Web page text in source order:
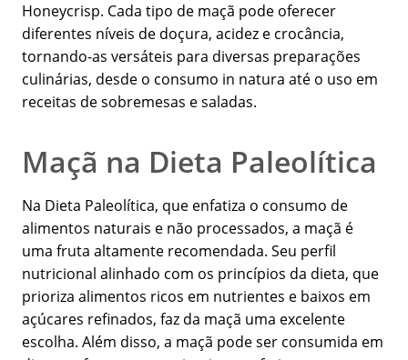
Honeycrisp. Cada tipo de maçã pode oferecer
diferentes níveis de doçura, acidez e crocância,
tornando-as versáteis para diversas preparações
culinárias, desde o consumo in natura até o uso em
receitas de sobremesas e saladas.
Maçã na Dieta Paleolítica
Na Dieta Paleolítica, que enfatiza o consumo de
alimentos naturais e não processados, a maçã é
uma fruta altamente recomendada. Seu perfil
nutricional alinhado com os princípios da dieta, que
prioriza alimentos ricos em nutrientes e baixos em
açúcares refinados, faz da maçã uma excelente
escolha. Além disso, a maçã pode ser consumida em